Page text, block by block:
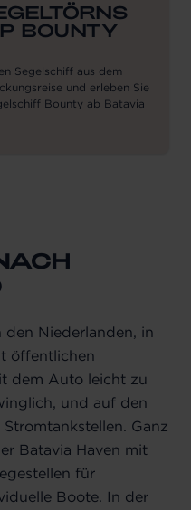
BOUNTY
Segelschiff aus dem
und erleben Sie
Bounty ab Batavia
Niederlanden, in
öffentlichen
dem Auto leicht zu
und auf den
Ganz
Batavia Haven mit
für
Boote. In der